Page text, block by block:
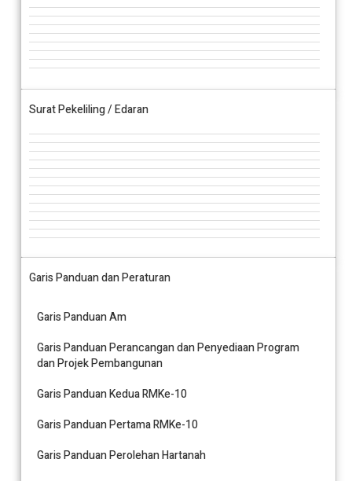
Surat Pekeliling / Edaran
Garis Panduan dan Peraturan
Garis Panduan Am
Garis Panduan Perancangan dan Penyediaan Program
dan Projek Pembangunan
Garis Panduan Kedua RMKe-10
Garis Panduan Pertama RMKe-10
Garis Panduan Perolehan Hartanah